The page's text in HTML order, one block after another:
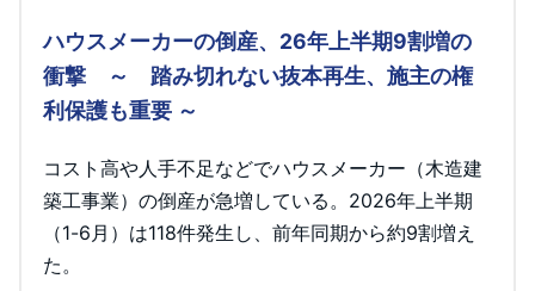
ハウスメーカーの倒産、26年上半期9割増の
衝撃 ～ 踏み切れない抜本再生、施主の権
利保護も重要 ～
コスト高や人手不足などでハウスメーカー（木造建
築工事業）の倒産が急増している。2026年上半期
（1-6月）は118件発生し、前年同期から約9割増え
た。